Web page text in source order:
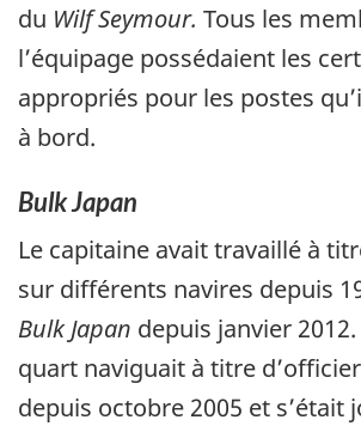
du Wilf Seymour. Tous les
l’équipage possédaient les
appropriés pour les postes
à bord.
Bulk Japan
Le capitaine avait travaillé à
sur différents navires depuis
Bulk Japan depuis janvier
quart naviguait à titre
depuis octobre 2005 et s’était